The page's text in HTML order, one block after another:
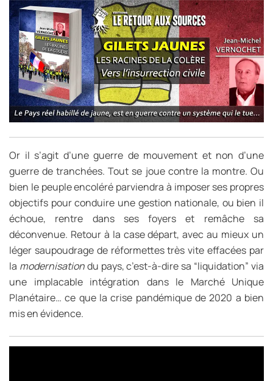
Or il s’agit d’une guerre de mouvement et non d’une
guerre de tranchées. Tout se joue contre la montre. Ou
bien le peuple encoléré parviendra à imposer ses propres
objectifs pour conduire une gestion nationale, ou bien il
échoue, rentre dans ses foyers et remâche sa
déconvenue. Retour à la case départ, avec au mieux un
léger saupoudrage de réformettes très vite effacées par
la modernisationdu pays, c’est-à-dire sa “liquidation” via
une implacable intégration dans le Marché Unique
Planétaire… ce que la crise pandémique de 2020 a bien
mis en évidence.